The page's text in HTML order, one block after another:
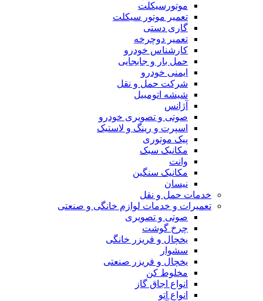
موتورسیکلت
تعمیر موتور سیکلت
گاری دستی
تعمیر دوچرخه
کارشناس خودرو
حمل بار و جابجایی
ایمنی خودرو
شرکت حمل و نقل
شیشه اتومبیل
آژانس
صوتی و تصویری خودرو
اسپرت و رینگ و لاستیک
پیک موتوری
مکانیک سبک
وانت
مکانیک سنگین
نیسان
خدمات حمل و نقل
تعمیرات و خدمات لوازم خانگی و صنعتی
صوتی و تصویری
چرخ گوشت
یخچال و فریزر خانگی
سشوار
یخچال و فریزر صنعتی
مخلوط کن
انواع اجاق گاز
انواع اتو